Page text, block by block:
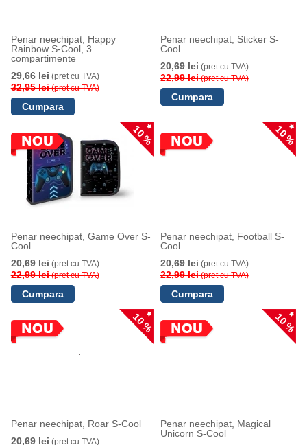
Penar neechipat, Happy
Rainbow S-Cool, 3
compartimente
29,66 lei (pret cu TVA)
32,95 lei(pret cu TVA)
Penar neechipat, Sticker S-
Cool
20,69 lei (pret cu TVA)
22,99 lei(pret cu TVA)
10 %
Penar neechipat, Game Over S-
Cool
20,69 lei (pret cu TVA)
22,99 lei(pret cu TVA)
10 %
Penar neechipat, Football S-
Cool
20,69 lei (pret cu TVA)
22,99 lei(pret cu TVA)
10 %
Penar neechipat, Roar S-Cool
20,69 lei (pret cu TVA)
10 %
Penar neechipat, Magical
Unicorn S-Cool